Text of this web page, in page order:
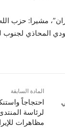
مشيرا: حزب الله
المحاذي لجنوب
المادة السابقة
احتجاجاً
لرئاسة
مظاهرات